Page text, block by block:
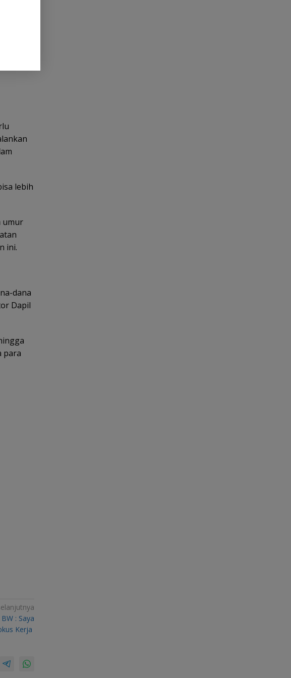
lebih
umur
ini.
dana
Dapil
para
: Saya
Kerja